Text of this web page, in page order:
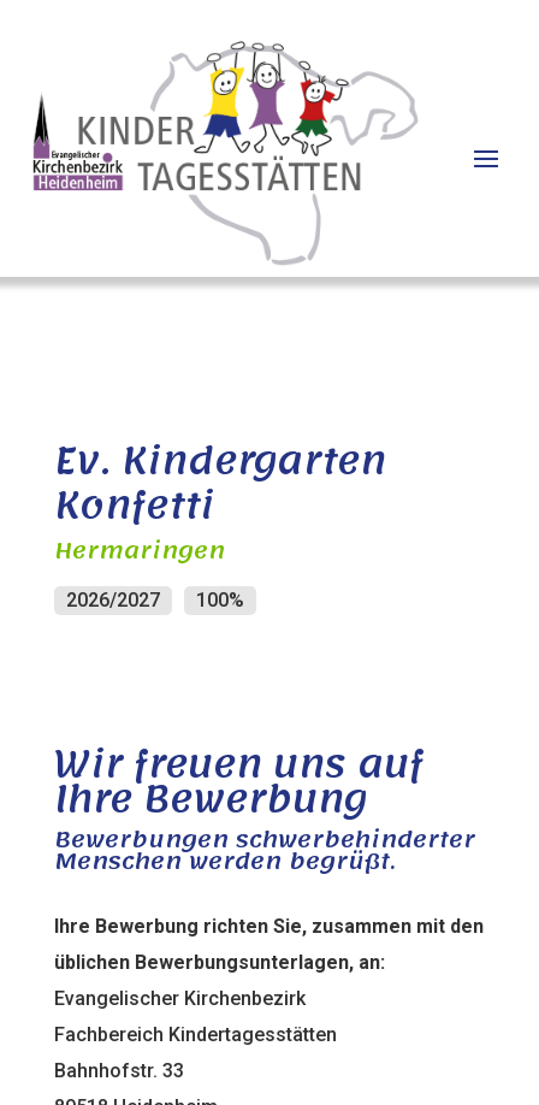
Ev. Kindergarten
Konfetti
Hermaringen
2026/2027 100%
Wir freuen uns auf
Ihre Bewerbung
Bewerbungen schwerbehinderter
Menschen werden begrüßt.
Ihre Bewerbung richten Sie, zusammen mit den
üblichen Bewerbungsunterlagen, an:
Evangelischer Kirchenbezirk
Fachbereich Kindertagesstätten
Bahnhofstr. 33